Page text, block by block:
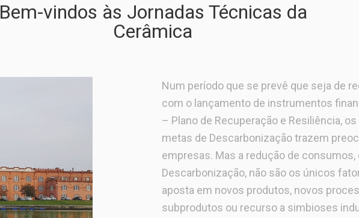
Bem-vindos às Jornadas Técnicas da
Cerâmica
Num período que se prevê que seja de
com o lançamento de instrumentos
– Plano de Recuperação e Resiliência,
metas de Descarbonização trazem
empresas. Mas a redução de consumos,
Descarbonização, não são os únicos
aposta em novos produtos, novos
subprodutos ou recurso a simbioses